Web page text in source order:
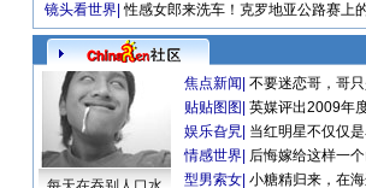
镜头看世界 性感女郎来洗车！克罗地亚公路赛上
焦点新闻 不要迷恋哥，哥
贴贴图图 英媒评出2009年
娱乐旮旯 当红明星不仅仅
情感世界 后悔嫁给这样一
型男索女 小糖精归来，在